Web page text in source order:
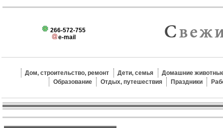
266-572-755
e-mail
Дом, строительство, ремонт Дети, семья
Домашние
Образование
Отдых, путешествия Праздники